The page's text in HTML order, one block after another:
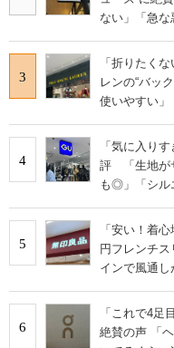
ない」「急な
3
「折りたく
レンの“バッ
使いやすい」
4
「気に入り
評 「生地が
も◎」「シル
5
「安い！着
円フレンチ
インで風通し
6
「これで4足
絶賛の声 「